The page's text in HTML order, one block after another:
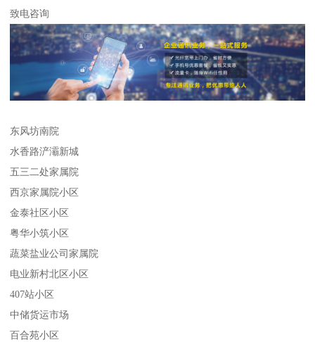
致电咨询
东风坊南院
水香路浐灞新城
五三二处家属院
西京家属院小区
金泰社区小区
粤华小筑小区
蔬菜盐业公司家属院
电业新村北区小区
407站小区
中储货运市场
百合苑小区